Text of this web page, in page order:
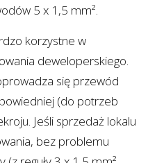
5 x 1,5 mm².
korzystne w
deweloperskiego.
się przewód
(do potrzeb
Jeśli sprzedaż lokalu
bez problemu